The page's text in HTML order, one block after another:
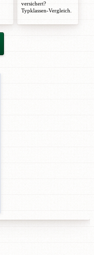
versichert?
Typklassen-Vergleich.